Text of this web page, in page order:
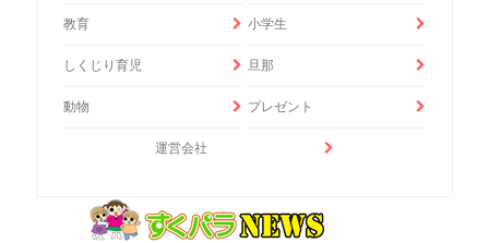
教育 小学生
しくじり育児 旦那
動物 プレゼント
運営会社